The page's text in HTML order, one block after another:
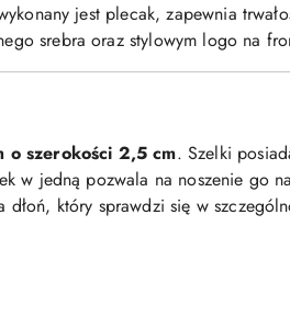
jest plecak, zapewnia
srebra oraz stylowym logo na
o szerokości 2,5 cm. Szelki
w jedną pozwala na noszenie go
który sprawdzi się w